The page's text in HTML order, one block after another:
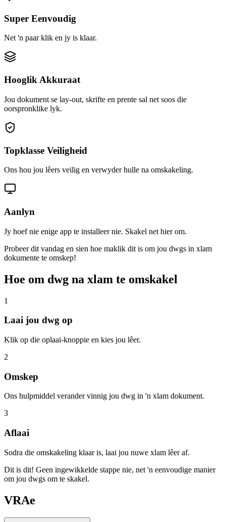
Super Eenvoudig
Net 'n paar klik en jy is klaar.
Hooglik Akkuraat
Jou dokument se lay-out, skrifte en prente sal net soos die
oorspronklike lyk.
Topklasse Veiligheid
Ons hou jou lêers veilig en verwyder hulle na omskakeling.
Aanlyn
Jy hoef nie enige app te installeer nie. Skakel net hier om.
Probeer dit vandag en sien hoe maklik dit is om jou dwgs in xlam
dokumente te omskep!
Hoe om dwg na xlam te omskakel
1
Laai jou dwg op
Klik op die oplaai-knoppie en kies jou lêer.
2
Omskep
Ons hulpmiddel verander vinnig jou dwg in 'n xlam dokument.
3
Aflaai
Sodra die omskakeling klaar is, laai jou nuwe xlam lêer af.
Dit is dit! Geen ingewikkelde stappe nie, net 'n eenvoudige manier
om jou dwgs om te skakel.
VRAe